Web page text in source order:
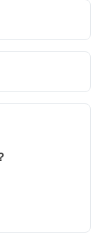
Why…
why-am-
May 20,
all-the-
Accessed